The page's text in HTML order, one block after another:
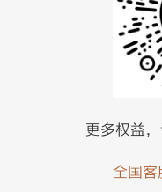
全国客
更多权益